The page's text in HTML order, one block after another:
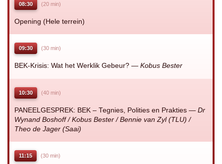
08:30 (20 min)
Opening (Hele terrein)
09:30 (30 min)
BEK-Krisis: Wat het Werklik Gebeur? — Kobus Bester
10:30 (40 min)
PANEELGESPREK: BEK – Tegnies, Polities en Prakties — Dr
Wynand Boshoff / Kobus Bester / Bennie van Zyl (TLU) /
Theo de Jager (Saai)
11:15 (30 min)